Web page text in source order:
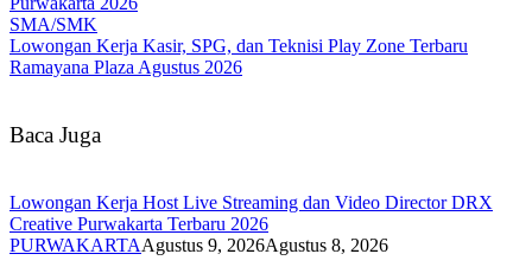
SMA/SMK
Lowongan Kerja Kasir, SPG, dan Teknisi Play Zone Terbaru
Ramayana Plaza Agustus 2026
Baca Juga
Lowongan Kerja Host Live Streaming dan Video Director DRX
Creative Purwakarta Terbaru 2026
PURWAKARTAAgustus 9, 2026Agustus 8, 2026